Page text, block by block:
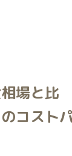
場と比
コストパ